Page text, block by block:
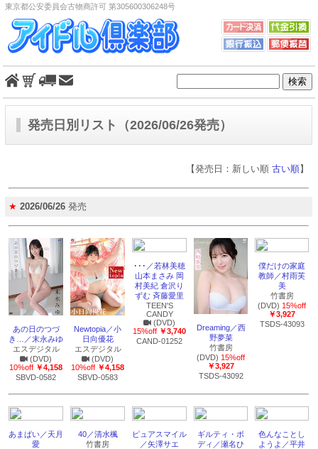
東京都公安委員会古物商許可 第305600306248号
発売日別リスト（2026/06/26発売）
【発売日：新しい順古い順】
★ 2026/06/26 発売
あの日のつづ
き…／末永みゆ
エスデジタル
(DVD)
10%off ￥4,158
SBVD-0582
Newtopia／小
日向優花
エスデジタル
(DVD)
10%off ￥4,158
SBVD-0583
･･･／若林美穂
山本まさみ 岡
村美紀 倉沢り
ずむ 斉藤愛里
TEEN'S
CANDY
(DVD)
15%off ￥3,740
CAND-01252
Dreaming／西
野夢菜
竹書房
(DVD)15%off
￥3,927
TSDS-43092
僕だけの家庭
教師／村雨芙
美
竹書房
(DVD) 15%off
￥3,927
TSDS-43093
あまぱい／天月
愛
40／清水楓
竹書房
ピュアスマイル
／矢澤サエ
ギルティ・ボ
ディ／瀬名ひ
色んなことし
ようよ／平井